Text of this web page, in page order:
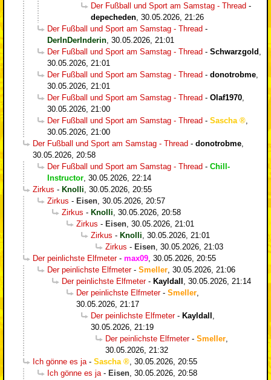
Der Fußball und Sport am Samstag - Thread -
depecheden 30.05.2026, 21:26
Der Fußball und Sport am Samstag - Thread -
DerInDerInderin 30.05.2026, 21:01
Der Fußball und Sport am Samstag - Thread - Schwarzgold
30.05.2026, 21:01
Der Fußball und Sport am Samstag - Thread - donotrobme
30.05.2026, 21:01
Der Fußball und Sport am Samstag - Thread - Olaf1970
30.05.2026, 21:00
Der Fußball und Sport am Samstag - Thread - Sascha
30.05.2026, 21:00
Der Fußball und Sport am Samstag - Thread - donotrobme
30.05.2026, 20:58
Der Fußball und Sport am Samstag - Thread - Chill-
Instructor 30.05.2026, 22:14
Zirkus - Knolli 30.05.2026, 20:55
Zirkus - Eisen 30.05.2026, 20:57
Zirkus - Knolli 30.05.2026, 20:58
Zirkus - Eisen 30.05.2026, 21:01
Zirkus - Knolli 30.05.2026, 21:01
Zirkus - Eisen 30.05.2026, 21:03
Der peinlichste Elfmeter- max09 30.05.2026, 20:55
Der peinlichste Elfmeter- Smeller 30.05.2026, 21:06
Der peinlichste Elfmeter- Kayldall
30.05.2026, 21:14
Der peinlichste Elfmeter- Smeller
30.05.2026, 21:17
Der peinlichste Elfmeter- Kayldall
30.05.2026, 21:19
Der peinlichste Elfmeter- Smeller
30.05.2026, 21:32
Ich gönne es ja - Sascha
30.05.2026, 20:55
Ich gönne es ja - Eisen 30.05.2026, 20:58